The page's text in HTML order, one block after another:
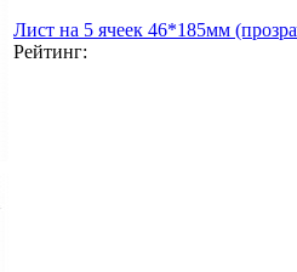
Лист на 5 ячеек 46*185мм
Рейтинг: